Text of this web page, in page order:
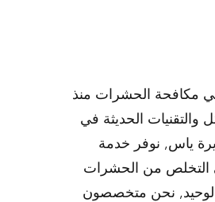
مكافحة الحشرات منذ
والتقنيات الحديثة في
ياس, نوفر خدمة
في التخلص من الحشرات
نحن متخصصون